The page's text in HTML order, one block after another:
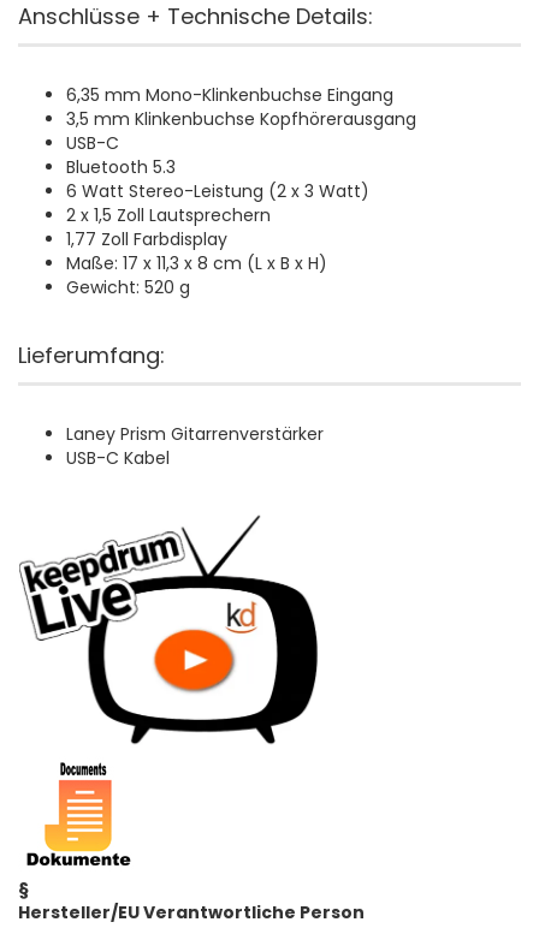
Anschlüsse + Technische Details:
6,35 mm Mono-Klinkenbuchse Eingang
3,5 mm Klinkenbuchse Kopfhörerausgang
USB-C
Bluetooth 5.3
6 Watt Stereo-Leistung (2 x 3 Watt)
2 x 1,5 Zoll Lautsprechern
1,77 Zoll Farbdisplay
Maße: 17 x 11,3 x 8 cm (L x B x H)
Gewicht: 520 g
Lieferumfang:
Laney Prism Gitarrenverstärker
USB-C Kabel
§
Hersteller/EU Verantwortliche Person